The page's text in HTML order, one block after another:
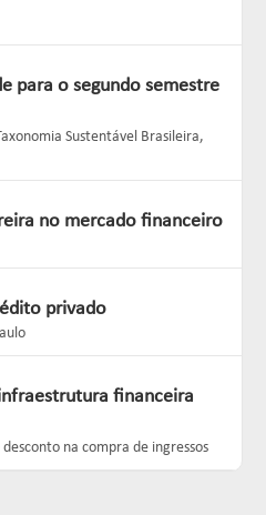
para o segundo semestre
Sustentável Brasileira,
no mercado financeiro
privado
financeira
na compra de ingressos